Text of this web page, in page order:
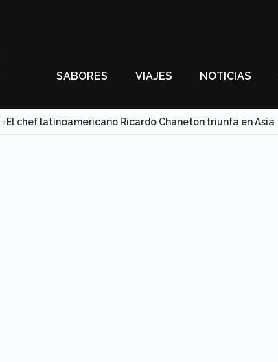
SABORES VIAJES NOTICIAS
El chef latinoamericano Ricardo Chaneton triunfa en Asia